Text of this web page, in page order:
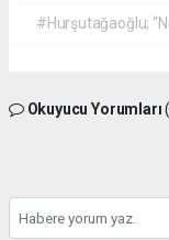
#Hurşutağaoğlu;
Okuyucu Yorumları